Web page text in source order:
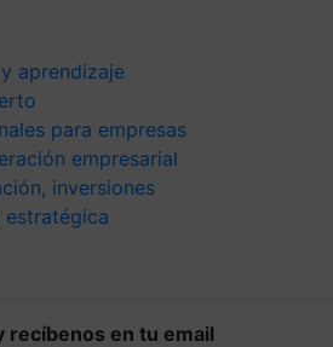
aprendizaje
para empresas
empresarial
inversiones
estratégica
recíbenos en tu email